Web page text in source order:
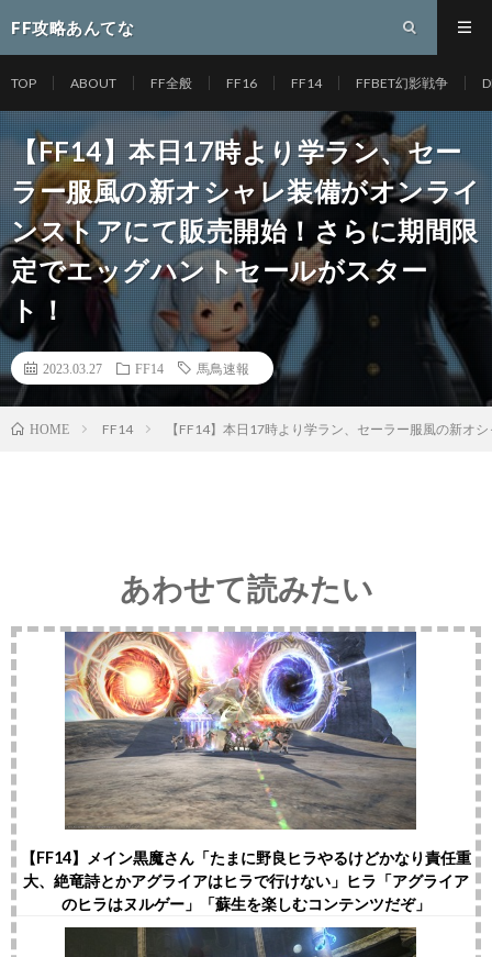
FF攻略あんてな
TOP ABOUT FF全般 FF16 FF14 FFBET幻影戦争
【FF14】本日17時より学ラン、セー
ラー服風の新オシャレ装備がオンライ
ンストアにて販売開始！さらに期間限
定でエッグハントセールがスター
ト！
2023.03.27 FF14 馬鳥速報
HOME FF14 【FF14】本日17時より学ラン、セーラー服風の新オ
あわせて読みたい
【FF14】メイン黒魔さん「たまに野良ヒラやるけどかなり責任重
大、絶竜詩とかアグライアはヒラで行けない」ヒラ「アグライア
のヒラはヌルゲー」「蘇生を楽しむコンテンツだぞ」